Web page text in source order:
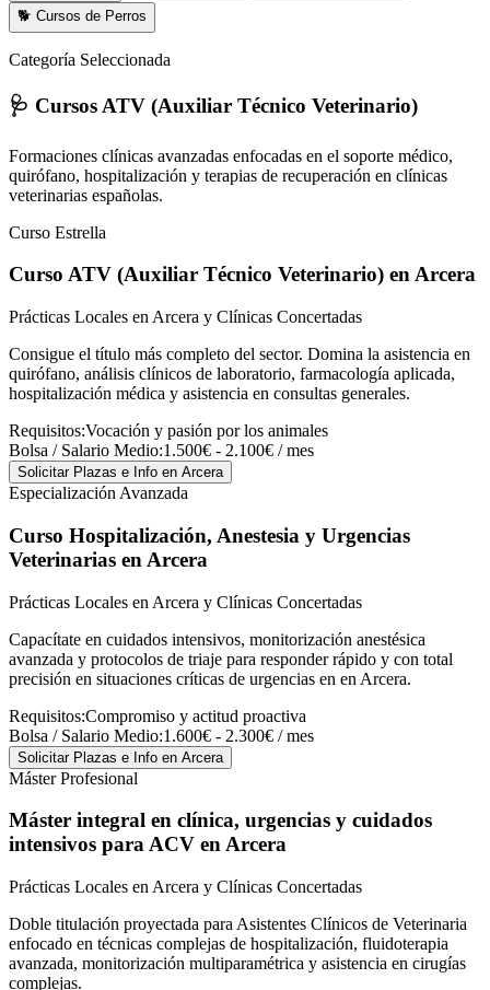
🐕 Cursos de Perros
Categoría Seleccionada
🩺 Cursos ATV (Auxiliar Técnico Veterinario)
Formaciones clínicas avanzadas enfocadas en el soporte médico,
quirófano, hospitalización y terapias de recuperación en clínicas
veterinarias españolas.
Curso Estrella
Curso ATV (Auxiliar Técnico Veterinario) en Arcera
Prácticas Locales en Arcera y Clínicas Concertadas
Consigue el título más completo del sector. Domina la asistencia en
quirófano, análisis clínicos de laboratorio, farmacología aplicada,
hospitalización médica y asistencia en consultas generales.
Requisitos:Vocación y pasión por los animales
Bolsa / Salario Medio:1.500€ - 2.100€ / mes
Solicitar Plazas e Info en Arcera
Especialización Avanzada
Curso Hospitalización, Anestesia y Urgencias
Veterinarias en Arcera
Prácticas Locales en Arcera y Clínicas Concertadas
Capacítate en cuidados intensivos, monitorización anestésica
avanzada y protocolos de triaje para responder rápido y con total
precisión en situaciones críticas de urgencias en en Arcera.
Requisitos:Compromiso y actitud proactiva
Bolsa / Salario Medio:1.600€ - 2.300€ / mes
Solicitar Plazas e Info en Arcera
Máster Profesional
Máster integral en clínica, urgencias y cuidados
intensivos para ACV en Arcera
Prácticas Locales en Arcera y Clínicas Concertadas
Doble titulación proyectada para Asistentes Clínicos de Veterinaria
enfocado en técnicas complejas de hospitalización, fluidoterapia
avanzada, monitorización multiparamétrica y asistencia en cirugías
complejas.